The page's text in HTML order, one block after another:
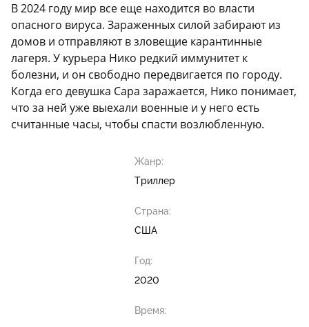
В 2024 году мир все еще находится во власти
опасного вируса. Зараженных силой забирают из
домов и отправляют в зловещие карантинные
лагеря. У курьера Нико редкий иммунитет к
болезни, и он свободно передвигается по городу.
Когда его девушка Сара заражается, Нико понимает,
что за ней уже выехали военные и у него есть
считанные часы, чтобы спасти возлюбленную.
Жанр:
Триллер
Страна:
США
Год:
2020
Время: